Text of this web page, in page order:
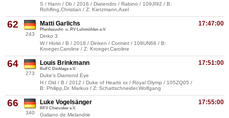
S / Hann / Db / 2016 / Diatendro / Rabino / 109JI92 / B:
Rohlfing,Christian / Z: Kietzmann,Axel
62
243
17:47:00
Matti Garlichs
Pferdezucht- u. RV Luhmühlen e.V.
Dinko 3
W / Holst / B / 2018 / Dinken / Cormint / 108UN68 / B:
Kroeger,Caroline / Z: Kroeger,Caroline
64
273
17:51:00
Louis Brinkmann
RuFC Dinklage e.V.
Duke's Diamond Eye
H / Old / B / 2012 / Duke of Hearts xx / Royal Olymp / 105ZQ05 /
B: Philipp,Dr. Markus / Z: Schattschneider,Wolfgang
66
340
17:55:00
Luke Vogelsänger
RFV Cherusker e.V.
Galiano de Melandrie